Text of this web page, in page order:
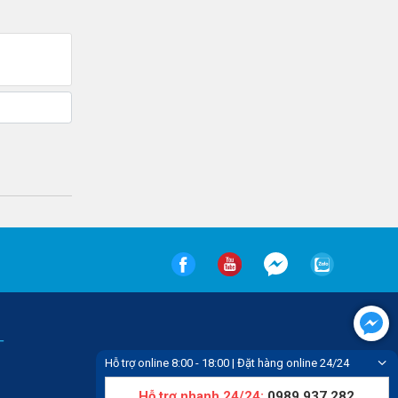
-
Hỗ trợ online 8:00 - 18:00 | Đặt hàng online 24/24